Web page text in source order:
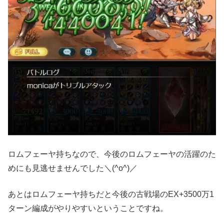
ロムフェーヤ持ちなので、今後のロムフェーヤの活躍のた
めにも見逃せませんでした＼(^o^)／
あとはロムフェーヤ持ちだと今後の古戦場のEX+3500万1
ターン編成がやりやすいということですね。